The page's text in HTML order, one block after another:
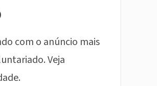
com o anúncio mais
Veja